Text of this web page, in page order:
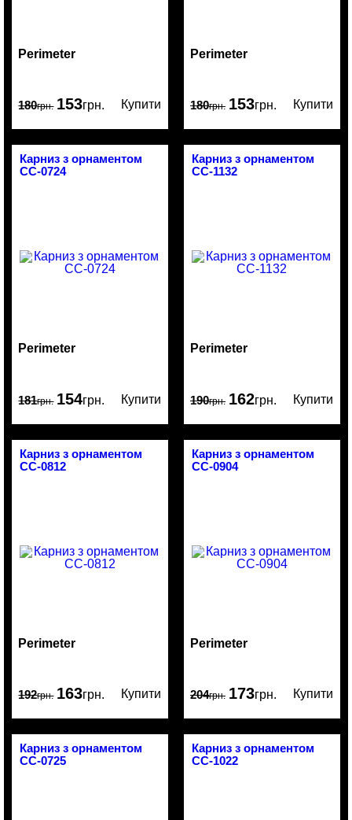
Perimeter
180грн. 153грн. Купити
Perimeter
180грн. 153грн. Купити
Карниз з орнаментом
CC-0724
Perimeter
181грн. 154грн. Купити
Карниз з орнаментом
CC-1132
Perimeter
190грн. 162грн. Купити
Карниз з орнаментом
CC-0812
Perimeter
192грн. 163грн. Купити
Карниз з орнаментом
CC-0904
Perimeter
204грн. 173грн. Купити
Карниз з орнаментом
CC-0725
Карниз з орнаментом
CC-1022